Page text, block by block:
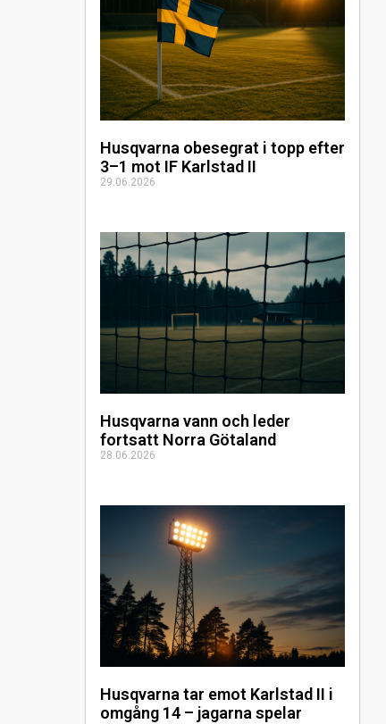
Husqvarna obesegrat i topp efter
3–1 mot IF Karlstad II
29.06.2026
Husqvarna vann och leder
fortsatt Norra Götaland
28.06.2026
Husqvarna tar emot Karlstad II i
omgång 14 – jagarna spelar